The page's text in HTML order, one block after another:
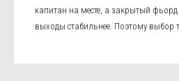
капитан на месте, а закрытый фьорд
выходы стабильнее. Поэтому выбор